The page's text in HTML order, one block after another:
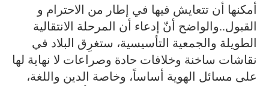
أمكنها أن تتعايش فيها في إطار من الاحترام و
القبول..والواضح أنّ إدعاء أن المرحلة الانتقالية
الطويلة والجمعية التأسيسية، ستغرِق البلاد في
نقاشات ساخنة وخلافات حادة وصراعات لا نهاية لها
على مسائل الهوية أساساً، وخاصة الدين واللغة،